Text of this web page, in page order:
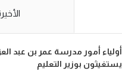
أولياء أمور مدرسة عمر بن عبد
يستغيثون بوزير التعليم